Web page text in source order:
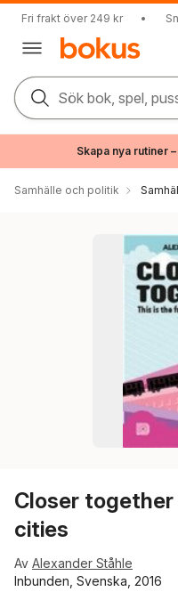
Fri frakt över 249 kr •
Sök bok, spel,
Skapa nya rutiner
Samhälle och politik
Closer
cities
Av Alexander Ståhle
Inbunden, Svenska, 2016